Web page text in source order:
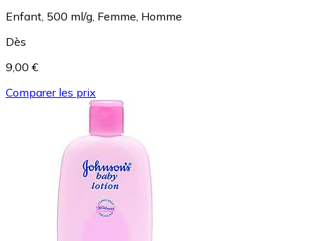
Enfant, 500 ml/g, Femme, Homme
Dès
9,00 €
Comparer les prix